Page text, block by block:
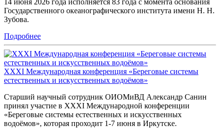
Государственного океанографического института имени Н. Н.
Зубова.
Подробнее
XXXI Международная конференция «Береговые системы
естественных и искусственных водоёмов»
Старший научный сотрудник ОИОМиВД Александр Санин
принял участие в XXXI Международной конференции
«Береговые системы естественных и искусственных
водоёмов», которая проходит 1-7 июня в Иркутске.